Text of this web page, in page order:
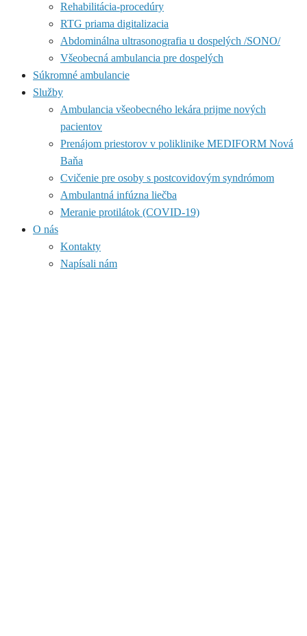
Rehabilitácia-procedúry
RTG priama digitalizacia
Abdominálna ultrasonografia u dospelých /SONO/
Všeobecná ambulancia pre dospelých
Súkromné ambulancie
Služby
Ambulancia všeobecného lekára prijme nových
pacientov
Prenájom priestorov v poliklinike MEDIFORM Nová
Baňa
Cvičenie pre osoby s postcovidovým syndrómom
Ambulantná infúzna liečba
Meranie protilátok (COVID-19)
O nás
Kontakty
Napísali nám